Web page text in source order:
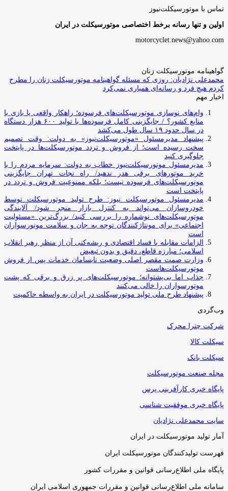
تماس با موتورسیکلت‌نیوز
اولین و تنها رسانه برخط اختصاصی موتورسیکلت در ایران
motorcyclet.news@yahoo.com
گواهینامه موتورسیکلت زنان
محمدعلی نژادیان: روزی که مسئله گواهینامه موتورسیکلت زنان را مطرح
کردم هیچ فرد و رسانه‌ای همیاری نمی‌کرد
اخبار مهم
وام‌های نوسازی موتورسیکلت‌های فرسوده؛ راهکار واقعی یا بازی با
منابع کشور؟ / جایگزینی کامل فرسوده‌ها با تولید ۶۰۰ هزار دستگاه
در سال حدود ۱۹ سال طول می‌کشد
پیشنهاد مدیرمسئول «موتورسیکلت‌نیوز» به دولت: وقت تصمیم
سخت رسیده است؛ از فروش و تردد موتورسیکلت‌ها در پایتخت
جلوگیری کنید
مدیرمسئول موتورسیکلت‌نیوز خطاب به دولت: سرمایه مردم را با
خرید موتورهای برقی هدر ندهید/ راه نجات تهران جایگزینی
موتورسیکلت‌های فرسوده نیست؛ بلکه ممنوعیت فروش و تردد در
پایتخت است
مدیرمسئول موتورسیکلت نیوز: طرح تولید موتورسیکلت توسط
خودروسازان می‌تواند به کنترل بازار منجر شود/ آلایندگی
موتورسیکلت‌های نوشماره را بررسی کنید/ بزرگ‌ترین «مسئولیت
اجتماعی» برای مونتاژکنندگان توجه به جان و سلامت موتورسواران
است
الزامات مقابله با فساد اقتصادی و ریشه‌کنی آن از منظر رهبر انقلاب
اسلامی؛ مبارزه قاطع، دقیق و بدون تبعیض
وزارت صمت مقصر اصلی وضعیت نابسامان خدمات پس از فروش
موتورسیکلت‌هاست
جذاب اما بی‌پشتوانه؛ موتورسیکلت‌های پر زرق‌ و برقی که پشت
موتورسواران را خالی می‌کنند
پیشنهاد طرح ملی تولید موتورسیکلت در ایران به واسطه حاکمیت
وب‌گردی
شرکت چترا محرک
سیکلت کالا
سیکلت بانک
مجله صنعت موتورسیکلت
پایگاه خبری کارآفرینی پرس
پایگاه خبری موفقیت شناسی
سایت محمدعلی نژادیان
آمار تولید موتورسیکلت در ایران
فهرست تولیدکنندگان موتورسیکلت ایران
پایگاه ملی اطلاع‌رسانی قوانین و مقررات کشور
سامانه ملی اطلاع‌رسانی قوانین و مقررات جمهوری اسلامی ایران